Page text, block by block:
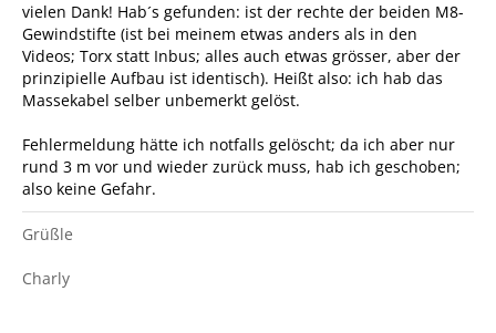
vielen Dank! Hab´s gefunden: ist der rechte der beiden M8-
Gewindstifte (ist bei meinem etwas anders als in den
Videos; Torx statt Inbus; alles auch etwas grösser, aber der
prinzipielle Aufbau ist identisch). Heißt also: ich hab das
Massekabel selber unbemerkt gelöst.
Fehlermeldung hätte ich notfalls gelöscht; da ich aber nur
rund 3 m vor und wieder zurück muss, hab ich geschoben;
also keine Gefahr.
Grüßle
Charly